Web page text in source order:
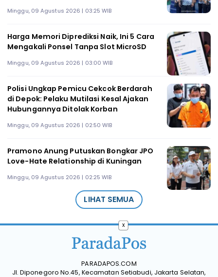
Minggu, 09 Agustus 2026 | 03:25 WIB
Harga Memori Diprediksi Naik, Ini 5 Cara
Mengakali Ponsel Tanpa Slot MicroSD
Minggu, 09 Agustus 2026 | 03:00 WIB
Polisi Ungkap Pemicu Cekcok Berdarah
di Depok: Pelaku Mutilasi Kesal Ajakan
Hubungannya Ditolak Korban
Minggu, 09 Agustus 2026 | 02:50 WIB
Pramono Anung Putuskan Bongkar JPO
Love-Hate Relationship di Kuningan
Minggu, 09 Agustus 2026 | 02:25 WIB
LIHAT SEMUA
PARADAPOS.COM
Jl. Diponegoro No.45, Kecamatan Setiabudi, Jakarta Selatan,
x